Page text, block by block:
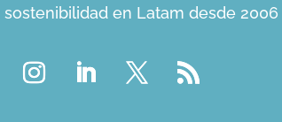
sostenibilidad en Latam desde 2006